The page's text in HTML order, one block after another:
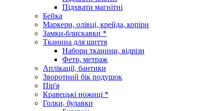
Підхвати магнітні
Бейка
Маркери, олівці, крейда, копіри
Замки-блискавки *
Тканина для шиття
Набори тканини, відрізи
Фетр, метраж
Аплікації, бантики
Зворотний бік подушок
Пір'я
Кравецькі ножиці *
Голки, булавки